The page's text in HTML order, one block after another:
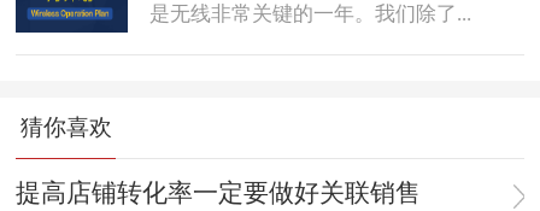
是无线非常关键的一年。我们除了...
猜你喜欢
提高店铺转化率一定要做好关联销售